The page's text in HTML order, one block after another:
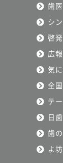
歯
シ
啓
広
気
全
テ
日
歯
よ